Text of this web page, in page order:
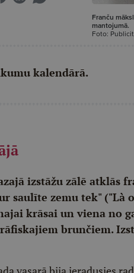
Franču
mantojumā.
Foto:
kalendārā.
izstāžu zālē atklās
saulīte zemu tek" ("Là
krāsai un viena no
brunčiem.